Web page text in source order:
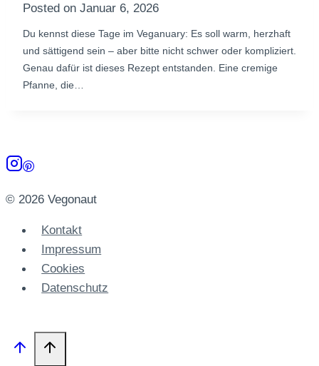
Posted on Januar 6, 2026
Du kennst diese Tage im Veganuary: Es soll warm, herzhaft
und sättigend sein – aber bitte nicht schwer oder kompliziert.
Genau dafür ist dieses Rezept entstanden. Eine cremige
Pfanne, die…
© 2026 Vegonaut
Kontakt
Impressum
Cookies
Datenschutz­